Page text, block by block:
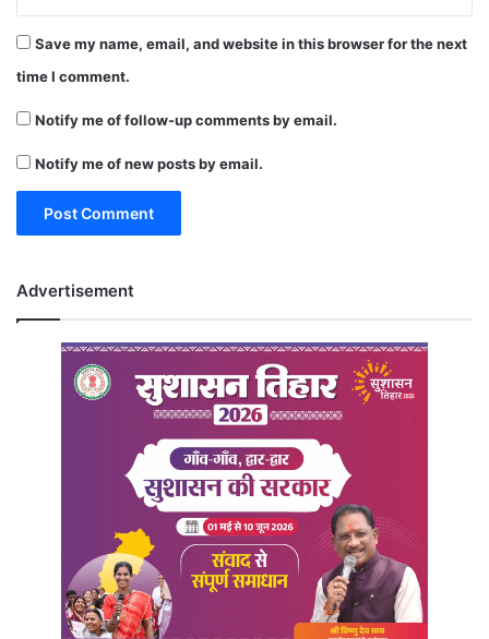
Save my name, email, and website in this browser for the next
time I comment.
Notify me of follow-up comments by email.
Notify me of new posts by email.
Advertisement